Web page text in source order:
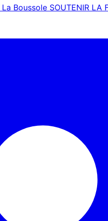
La Boussole SOUTENIR LA